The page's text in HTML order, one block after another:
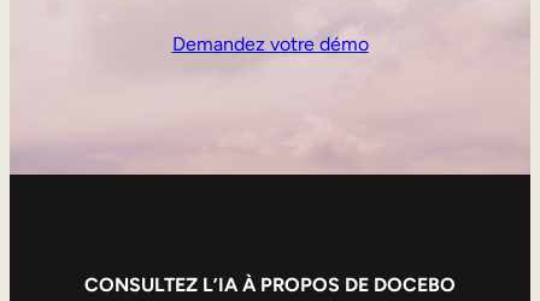
Demandez votre démo
CONSULTEZ L’IA À PROPOS DE DOCEBO